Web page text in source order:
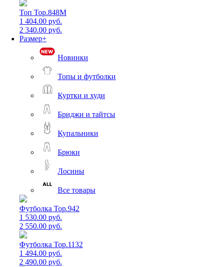
Топ Top.848M
1 404.00 руб.
2 340.00 руб.
Размер+
Новинки
Топы и футболки
Куртки и худи
Бриджи и тайтсы
Купальники
Брюки
Лосины
Все товары
Футболка Top.942
1 530.00 руб.
2 550.00 руб.
Футболка Top.1132
1 494.00 руб.
2 490.00 руб.